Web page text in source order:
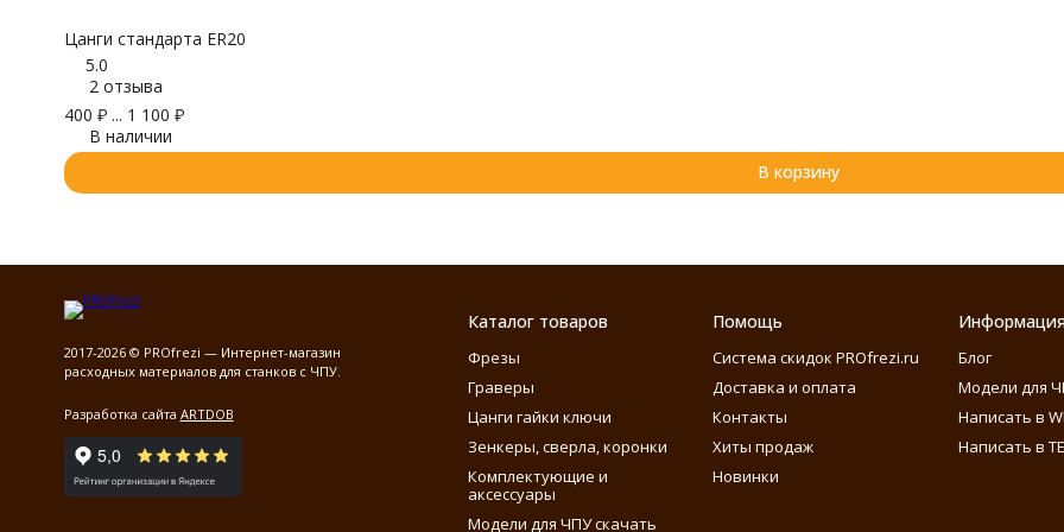
Цанги стандарта ER20
5.0
2 отзыва
400 ₽... 1 100 ₽
В наличии
В корзину
2017-2026 © PROfrezi — Интернет-магазин
расходных материалов для станков с ЧПУ.
Разработка сайта ARTDOB
Каталог товаров
Фрезы
Граверы
Цанги гайки ключи
Зенкеры, сверла, коронки
Комплектующие и
аксессуары
Модели для ЧПУ скачать
Помощь
Система скидок PROfrezi.ru
Доставка и оплата
Контакты
Хиты продаж
Новинки
Блог
Модели для
Написать в
Написать в